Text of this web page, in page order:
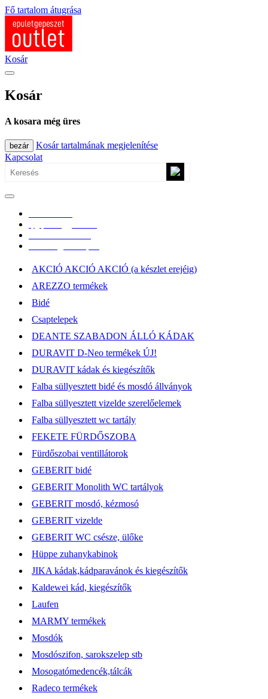
Fő tartalom átugrása
Kosár
Kosár
A kosara még üres
bezár
Kosár tartalmának megjelenítése
Kapcsolat
AKCIÓ AKCIÓ AKCIÓ (a készlet erejéig)
AREZZO termékek
Bidé
Csaptelepek
DEANTE SZABADON ÁLLÓ KÁDAK
DURAVIT D-Neo termékek ÚJ!
DURAVIT kádak és kiegészítők
Falba süllyesztett bidé és mosdó állványok
Falba süllyesztett vizelde szerelőelemek
Falba süllyesztett wc tartály
FEKETE FÜRDŐSZOBA
Fürdőszobai ventillátorok
GEBERIT bidé
GEBERIT Monolith WC tartályok
GEBERIT mosdó, kézmosó
GEBERIT vizelde
GEBERIT WC csésze, ülőke
Hüppe zuhanykabinok
JIKA kádak,kádparavánok és kiegészítők
Kaldewei kád, kiegészítők
Laufen
MARMY termékek
Mosdók
Mosdószifon, sarokszelep stb
Mosogatómedencék,tálcák
Radeco termékek